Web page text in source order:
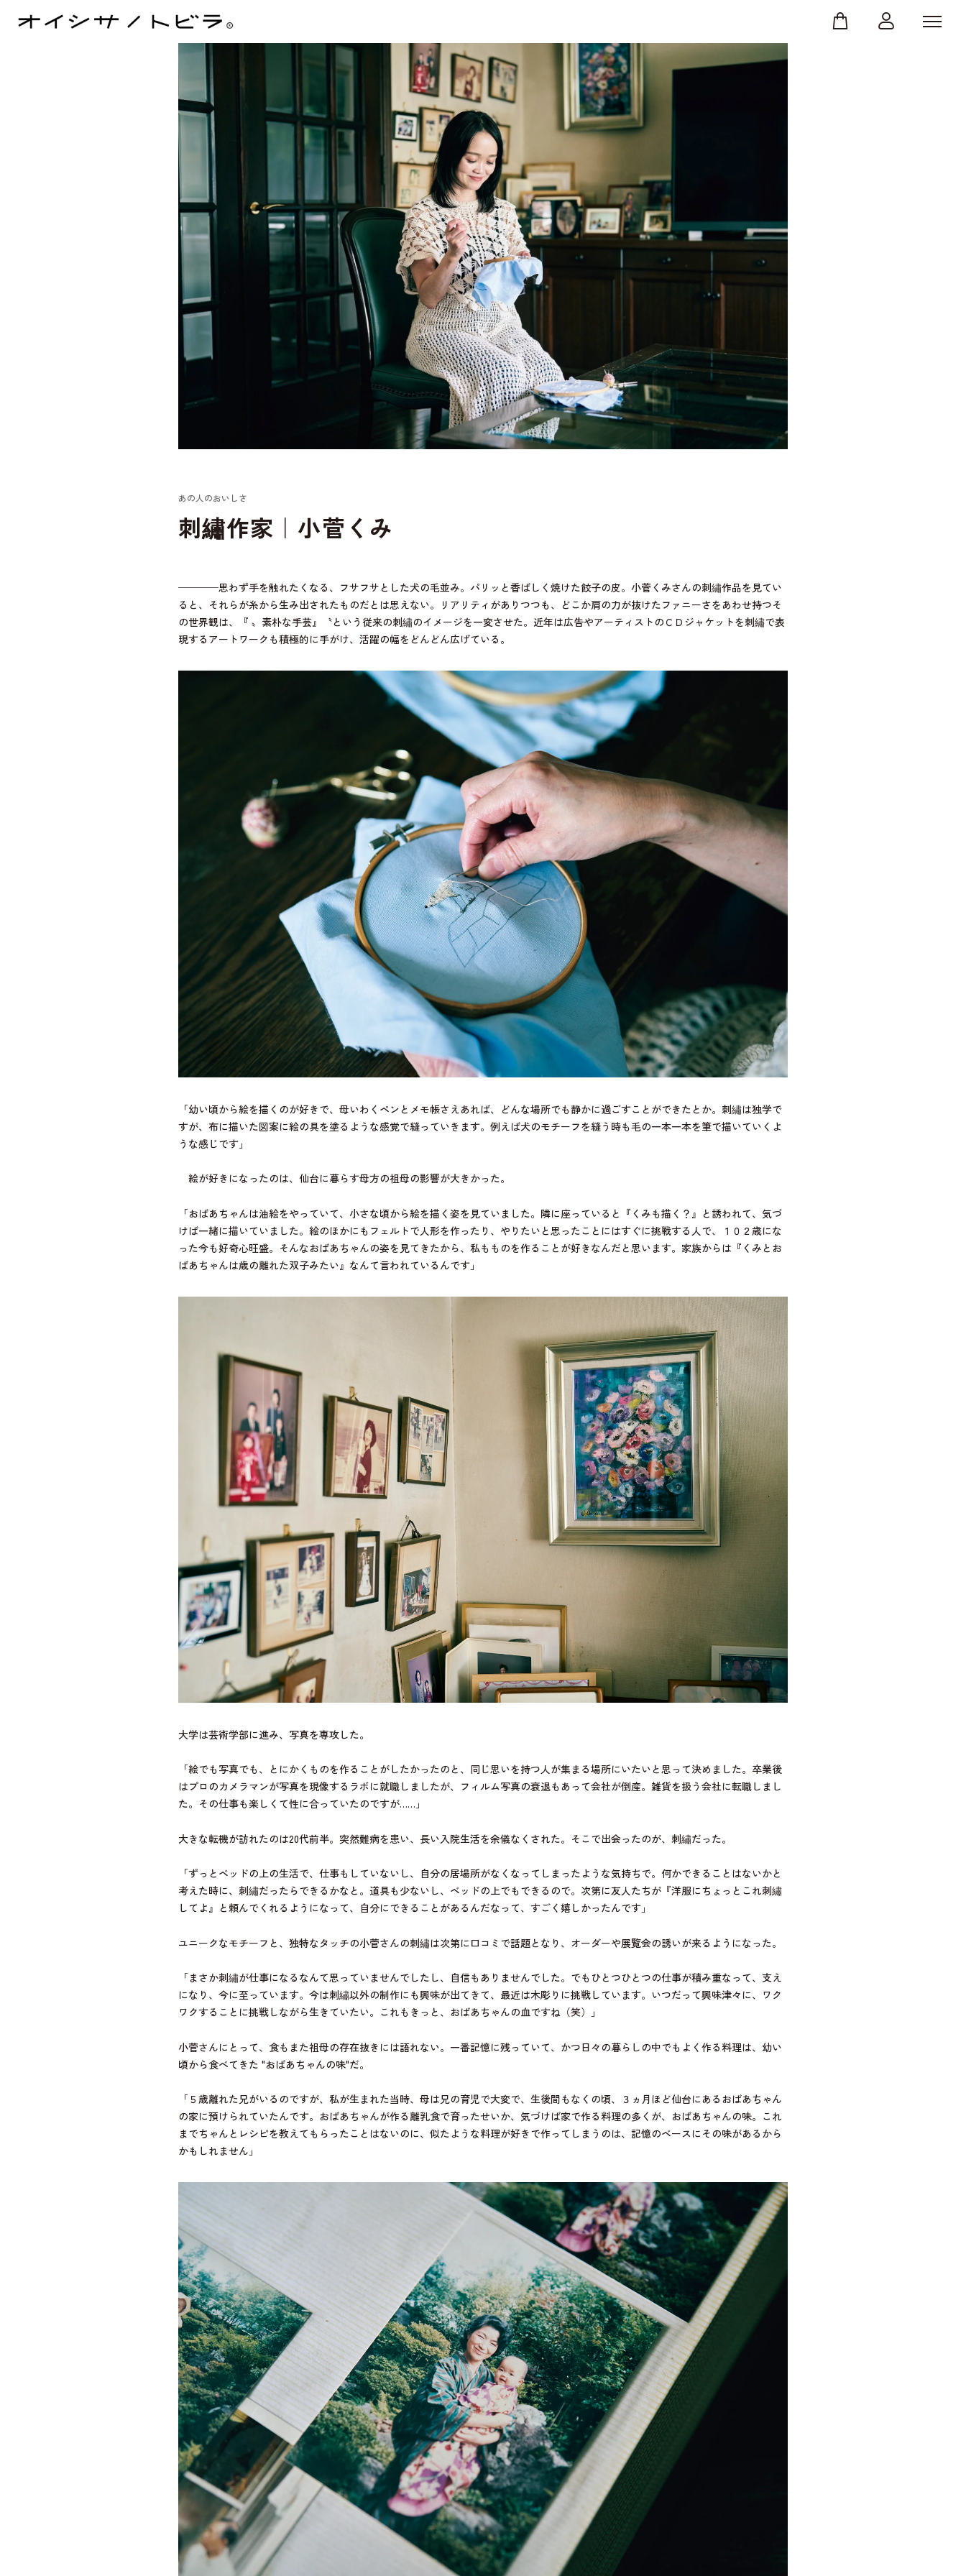
あの人のおいしさ
刺繡作家｜小菅くみ
────思わず手を触れたくなる、フサフサとした犬の毛並み。パリッと香ばしく焼けた餃子の皮。小菅くみさんの刺繡作品を見てい
ると、それらが糸から生み出されたものだとは思えない。リアリティがありつつも、どこか肩の力が抜けたファニーさをあわせ持つそ
の世界観は、『 〟素朴な手芸』〝という従来の刺繡のイメージを一変させた。近年は広告やアーティストのＣＤジャケットを刺繡で表
現するアートワークも積極的に手がけ、活躍の幅をどんどん広げている。
「幼い頃から絵を描くのが好きで、母いわくペンとメモ帳さえあれば、どんな場所でも静かに過ごすことができたとか。刺繡は独学で
すが、布に描いた図案に絵の具を塗るような感覚で縫っていきます。例えば犬のモチーフを縫う時も毛の一本一本を筆で描いていくよ
うな感じです」
絵が好きになったのは、仙台に暮らす母方の祖母の影響が大きかった。
「おばあちゃんは油絵をやっていて、小さな頃から絵を描く姿を見ていました。隣に座っていると『くみも描く？』と誘われて、気づ
けば一緒に描いていました。絵のほかにもフェルトで人形を作ったり、やりたいと思ったことにはすぐに挑戦する人で、１０２歳にな
った今も好奇心旺盛。そんなおばあちゃんの姿を見てきたから、私もものを作ることが好きなんだと思います。家族からは『くみとお
ばあちゃんは歳の離れた双子みたい』なんて言われているんです」
大学は芸術学部に進み、写真を専攻した。
「絵でも写真でも、とにかくものを作ることがしたかったのと、同じ思いを持つ人が集まる場所にいたいと思って決めました。卒業後
はプロのカメラマンが写真を現像するラボに就職しましたが、フィルム写真の衰退もあって会社が倒産。雑貨を扱う会社に転職しまし
た。その仕事も楽しくて性に合っていたのですが……」
大きな転機が訪れたのは20代前半。突然難病を患い、長い入院生活を余儀なくされた。そこで出会ったのが、刺繡だった。
「ずっとベッドの上の生活で、仕事もしていないし、自分の居場所がなくなってしまったような気持ちで。何かできることはないかと
考えた時に、刺繡だったらできるかなと。道具も少ないし、ベッドの上でもできるので。次第に友人たちが『洋服にちょっとこれ刺繡
してよ』と頼んでくれるようになって、自分にできることがあるんだなって、すごく嬉しかったんです」
ユニークなモチーフと、独特なタッチの小菅さんの刺繡は次第に口コミで話題となり、オーダーや展覧会の誘いが来るようになった。
「まさか刺繡が仕事になるなんて思っていませんでしたし、自信もありませんでした。でもひとつひとつの仕事が積み重なって、支え
になり、今に至っています。今は刺繡以外の制作にも興味が出てきて、最近は木彫りに挑戦しています。いつだって興味津々に、ワク
ワクすることに挑戦しながら生きていたい。これもきっと、おばあちゃんの血ですね（笑）」
小菅さんにとって、食もまた祖母の存在抜きには語れない。一番記憶に残っていて、かつ日々の暮らしの中でもよく作る料理は、幼い
頃から食べてきた "おばあちゃんの味"だ。
「５歳離れた兄がいるのですが、私が生まれた当時、母は兄の育児で大変で、生後間もなくの頃、３ヵ月ほど仙台にあるおばあちゃん
の家に預けられていたんです。おばあちゃんが作る離乳食で育ったせいか、気づけば家で作る料理の多くが、おばあちゃんの味。これ
までちゃんとレシピを教えてもらったことはないのに、似たような料理が好きで作ってしまうのは、記憶のベースにその味があるから
かもしれません」